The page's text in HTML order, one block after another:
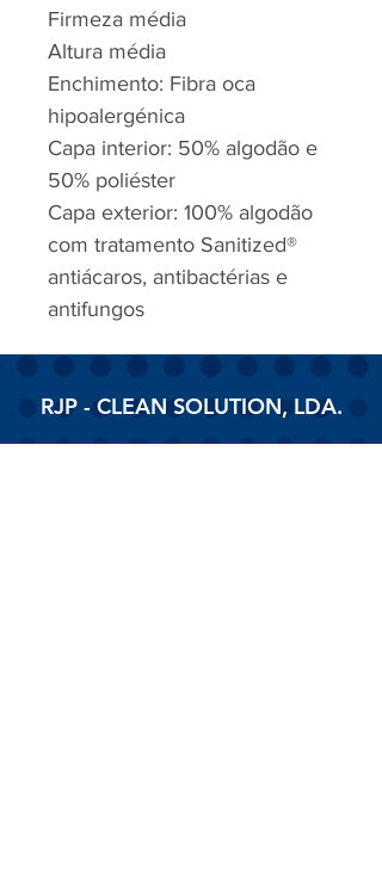
Firmeza média
Altura média
Enchimento: Fibra oca
hipoalergénica
Capa interior: 50% algodão e
50% poliéster
Capa exterior: 100% algodão
com tratamento Sanitized®
antiácaros, antibactérias e
antifungos
RJP - CLEAN SOLUTION, LDA.